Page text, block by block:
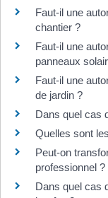
Faut-il une
chantier ?
Faut-il une
panneaux
Faut-il une
de jardin ?
Dans quel cas
Quelles sont
Peut-on
professionnel ?
Dans quel cas